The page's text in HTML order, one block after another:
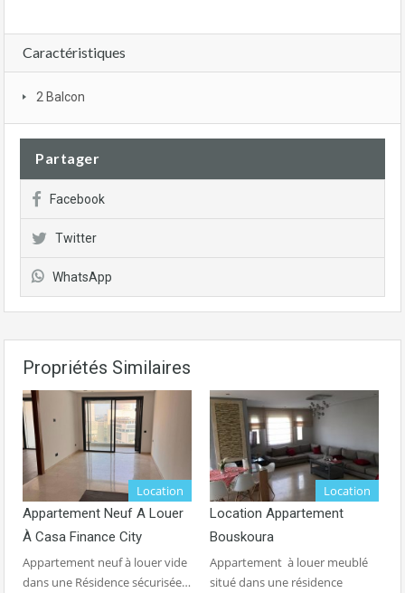
Caractéristiques
2 Balcon
Partager
Facebook
Twitter
WhatsApp
Propriétés Similaires
Location
Appartement Neuf A Louer
À Casa Finance City
Appartement neuf à louer vide
dans une Résidence sécurisée…
Location
Location Appartement
Bouskoura
Appartement à louer meublé
situé dans une résidence